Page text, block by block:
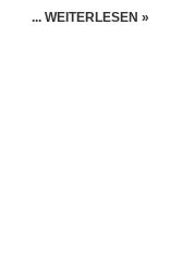
... WEITERLESEN »